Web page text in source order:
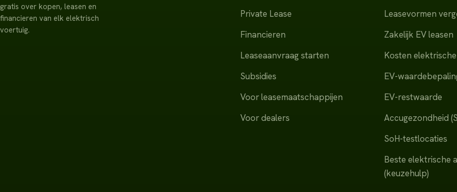
gratis over kopen, leasen en
financieren van elk elektrisch
voertuig.
Private Lease
Financieren
Leaseaanvraag starten
Subsidies
Voor leasemaatschappijen
Voor dealers
Leasevormen
Zakelijk EV leasen
Kosten
EV-
EV-restwaarde
Accugezondheid
SoH-testlocaties
Beste elektrische
(keuzehulp)